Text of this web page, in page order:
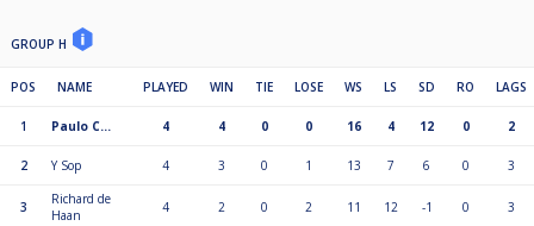
GROUP H
POS NAME PLAYED WIN TIE LOSE WS LS SD RO LAGS
1 Paulo C… 4 4 0 0 16 4 12 0 2
2 Y Sop 4 3 0 1 13 7 6 0 3
3
Richard de
Haan
4 2 0 2 11 12 -1 0 3